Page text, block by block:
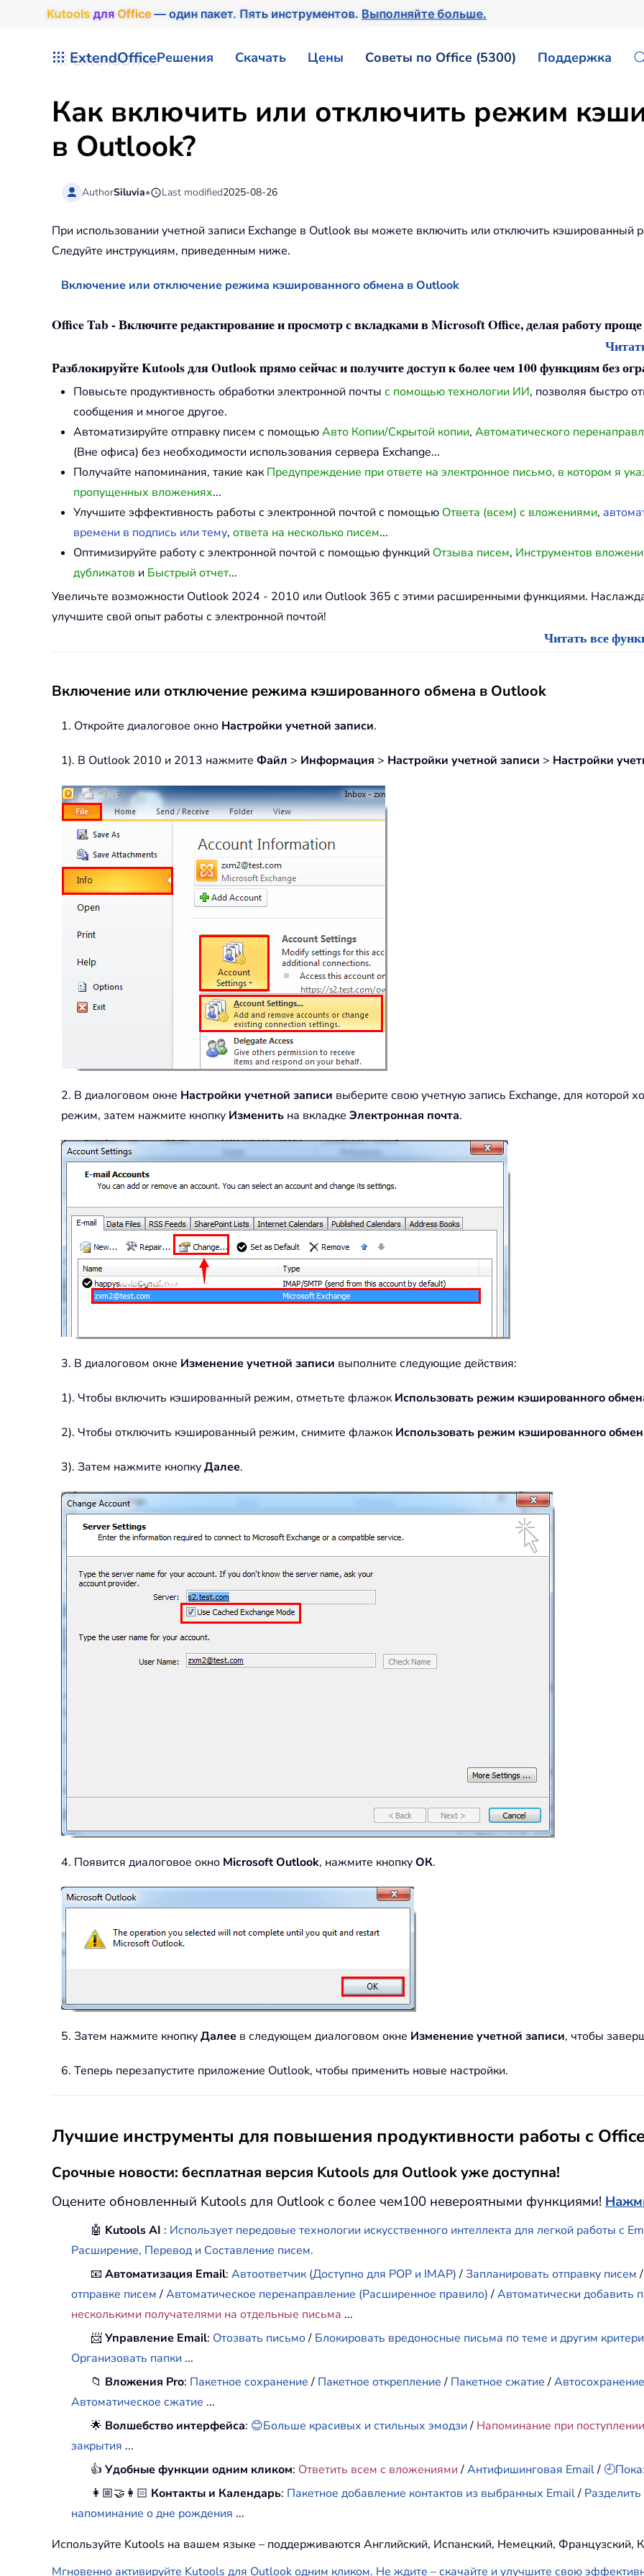
Kutools для Office— один пакет. Пять инструментов. Выполняйте больше.
ExtendOfficeРешения Скачать Цены Советы по Office (5300) Поддержка
Как включить или отключить режим
в Outlook?
AuthorSiluvia• Last modified2025-08-26
При использовании учетной записи Exchange в Outlook вы можете включить или отключить кэшированный
Следуйте инструкциям, приведенным ниже.
Включение или отключение режима кэшированного обмена в Outlook
Office Tab - Включите редактирование и просмотр с вкладками в Microsoft Office, делая работу проще
Разблокируйте Kutools для Outlook прямо сейчас и получите доступ к более чем 100 функциям без
Повысьте продуктивность обработки электронной почты с помощью технологии ИИ, позволяя быстро
сообщения и многое другое.
Автоматизируйте отправку писем с помощьюАвто Копии/Скрытой копии, Автоматического
(Вне офиса) без необходимости использования сервера Exchange...
Получайте напоминания, такие какПредупреждение при ответе на электронное письмо, в котором я
пропущенных вложениях...
Улучшите эффективность работы с электронной почтой с помощью Ответа (всем) с вложениями,
времени в подпись или тему, ответа на несколько писем...
Оптимизируйте работу с электронной почтой с помощью функций Отзыва писем, Инструментов
дубликатов и Быстрый отчет...
Увеличьте возможности Outlook 2024 - 2010 или Outlook 365 с этими расширенными функциями.
улучшите свой опыт работы с электронной почтой!
Читать все
Включение или отключение режима кэшированного обмена в Outlook
1. Откройте диалоговое окно Настройки учетной записи.
1). В Outlook 2010 и 2013 нажмите Файл > Информация > Настройки учетной записи > Настройки
2. В диалоговом окне Настройки учетной записи выберите свою учетную запись Exchange, для которой
режим, затем нажмите кнопку Изменить на вкладке Электронная почта.
3. В диалоговом окне Изменение учетной записи выполните следующие действия:
1). Чтобы включить кэшированный режим, отметьте флажокИспользовать режим кэшированного
2). Чтобы отключить кэшированный режим, снимите флажокИспользовать режим кэшированного
3). Затем нажмите кнопкуДалее.
4. Появится диалоговое окно Microsoft Outlook, нажмите кнопкуОК.
5. Затем нажмите кнопкуДалее в следующем диалоговом окне Изменение учетной записи, чтобы
6. Теперь перезапустите приложение Outlook, чтобы применить новые настройки.
Лучшие инструменты для повышения продуктивности работы с
Срочные новости: бесплатная версия Kutools для Outlook уже доступна!
Оцените обновленный Kutools для Outlook с более чем100 невероятными функциями!
🤖 Kutools AI : Использует передовые технологии искусственного интеллекта для легкой работы
Расширение, Перевод и Составление писем.
📧Автоматизация Email:Автоответчик (Доступно для POP и IMAP)/Запланировать отправку писем
отправке писем/Автоматическое перенаправление (Расширенное правило)/Автоматически добавить
несколькими получателями на отдельные письма ...
📨Управление Email: Отозвать письмо/ Блокировать вредоносные письма по теме и другим
Организовать папки ...
📁 Вложения Pro: Пакетное сохранение/ Пакетное открепление/ Пакетное сжатие/Автосохранение
Автоматическое сжатие ...
🌟 Волшебство интерфейса: 😊Больше красивых и стильных эмодзи/ Напоминание при
закрытия ...
👍Удобные функции одним кликом: Ответить всем с вложениями /Антифишинговая Email/
👩🏼‍🤝‍👩🏻 Контакты и Календарь: Пакетное добавление контактов из выбранных Email/
напоминание о дне рождения ...
Используйте Kutools на вашем языке – поддерживаются Английский, Испанский, Немецкий, Французский,
Мгновенно активируйте Kutools для Outlook одним кликом. Не ждите – скачайте и улучшите свою